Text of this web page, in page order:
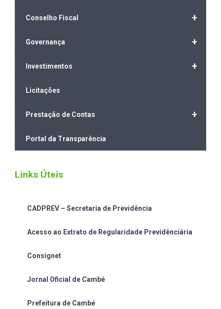
+
Conselho Fiscal
+
Governança
+
Investimentos
Licitações
+
Prestação de Contas
Portal da Transparência
Links Úteis
CADPREV – Secretaria de Previdência
Acesso ao Extrato de Regularidade Previdênciária
Consignet
Jornal Oficial de Cambé
Prefeitura de Cambé